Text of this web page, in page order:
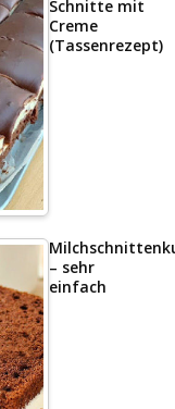
Schnitte mit
Creme
(Tassenrezept)
– sehr
einfach